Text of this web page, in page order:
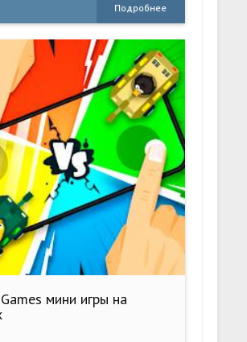
Подробнее
мини игры на